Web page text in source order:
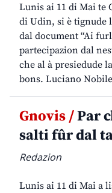
Lunis ai 11 di Mai te
di Udin, si è tignude
dal document “Ai
partecipazion dal
che al à presiedude
bons. Luciano
Gnovis /Par
salti fûr dal
Redazion
Lunis ai 11 di Mai a